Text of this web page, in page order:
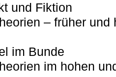
und Fiktion
– früher und
im Bunde
im hohen